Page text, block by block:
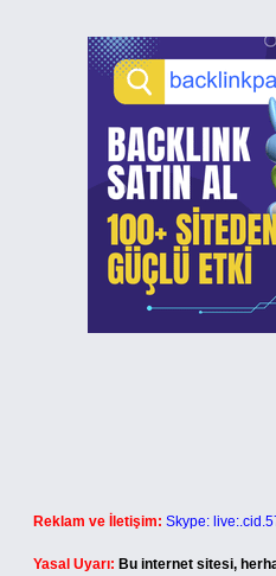
Reklam ve İletişim: Skype:
Yasal Uyarı: Bu internet sitesi,